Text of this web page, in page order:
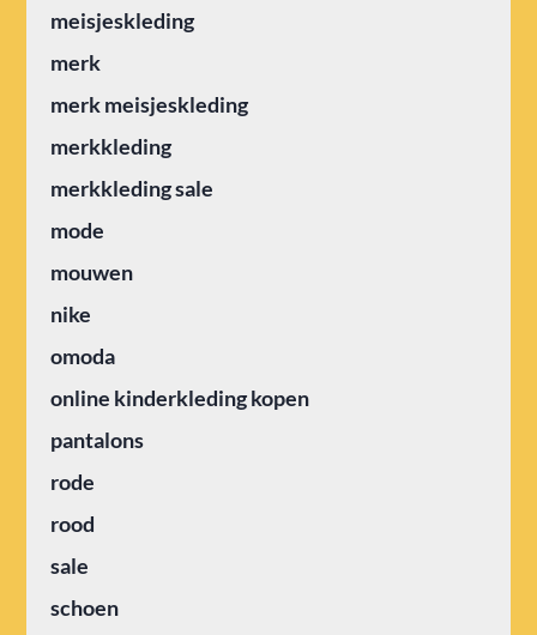
meisjeskleding
merk
merk meisjeskleding
merkkleding
merkkleding sale
mode
mouwen
nike
omoda
online kinderkleding kopen
pantalons
rode
rood
sale
schoen